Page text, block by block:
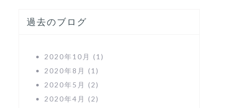
過去のブログ
2020年10月
(1)
2020年8月
(1)
2020年5月
(2)
2020年4月
(2)